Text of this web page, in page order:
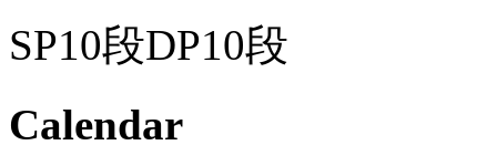
SP10段DP10段
Calendar